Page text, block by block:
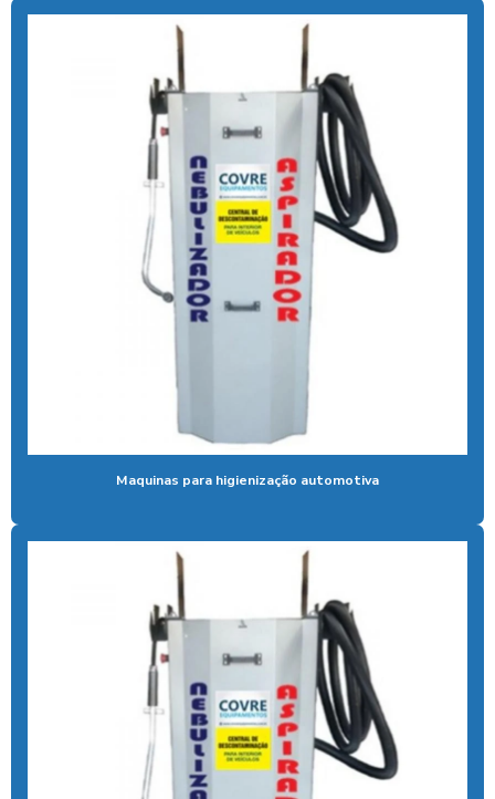
Aspirador self service fichas
Aspirador self service moedas
Aspirador self service onde encontrar
Aspirador self service pagamento pix
Aspirador self service com pix
Aspirador self service pix preço
Aspirador self service para postos com pix
Bomba de alta pressão com controle remoto
Bomba para lavar caminhão
Calibrador pneu moedeiro
Calibrador de pneus com pagamento via pix
Chuveiro tarifador pix
Coagulante orgânico
Coagulante orgânico tanino
Maquinas para higienização automotiva